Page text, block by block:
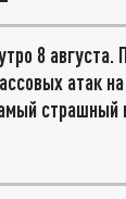
8 августа.
атак
страшный